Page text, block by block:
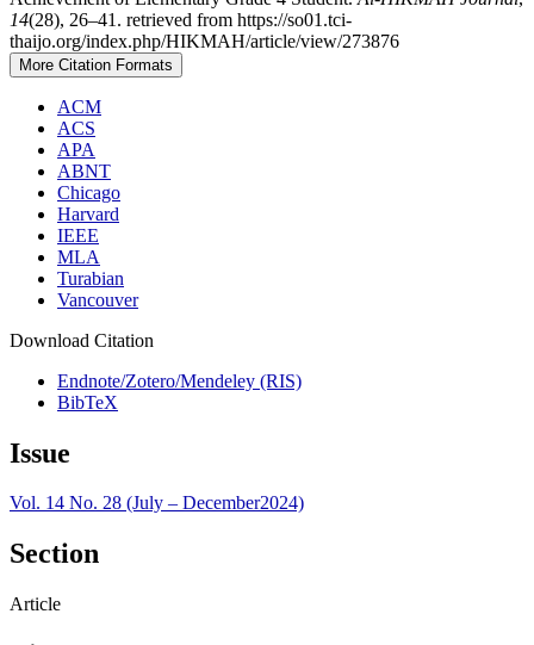
14(28), 26–41. retrieved from https://so01.tci-
thaijo.org/index.php/HIKMAH/article/view/273876
More Citation Formats
ACM
ACS
APA
ABNT
Chicago
Harvard
IEEE
MLA
Turabian
Vancouver
Download Citation
Endnote/Zotero/Mendeley (RIS)
BibTeX
Issue
Vol. 14 No. 28 (July – December2024)
Section
Article